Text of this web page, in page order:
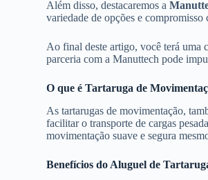
Além disso, destacaremos a
variedade de opções e compromisso
Ao final deste artigo, você terá uma
parceria com a Manuttech pode
O que é Tartaruga de
As tartarugas de movimentação,
facilitar o transporte de cargas
movimentação suave e segura
Benefícios do Aluguel de